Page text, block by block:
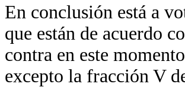
En conclusión está a
que están de acuerdo
contra en este
excepto la fracción V